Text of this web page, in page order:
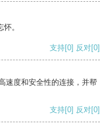
。
支持[0] 反对[0]
速度和安全性的连接，并帮
支持[0] 反对[0]